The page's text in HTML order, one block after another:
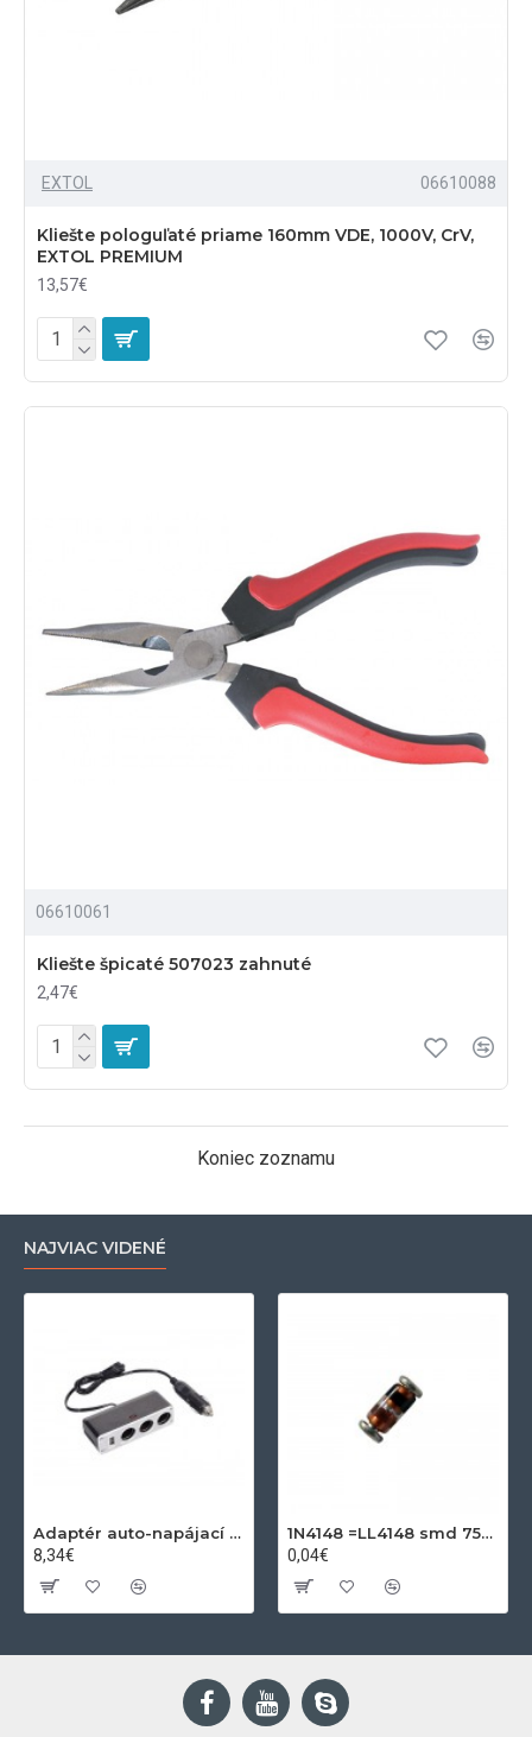
EXTOL 06610088
Kliešte pologuľaté priame 160mm VDE, 1000V, CrV,
EXTOL PREMIUM
13,57€
06610061
Kliešte špicaté 507023 zahnuté
2,47€
Koniec zoznamu
NAJVIAC VIDENÉ
Adaptér auto-napájací 1xkon./3x zdierka- 12/24V, USB 1000mA
8,34€
1N4148 =LL4148 smd 75V,0.15A SOD80C
0,04€